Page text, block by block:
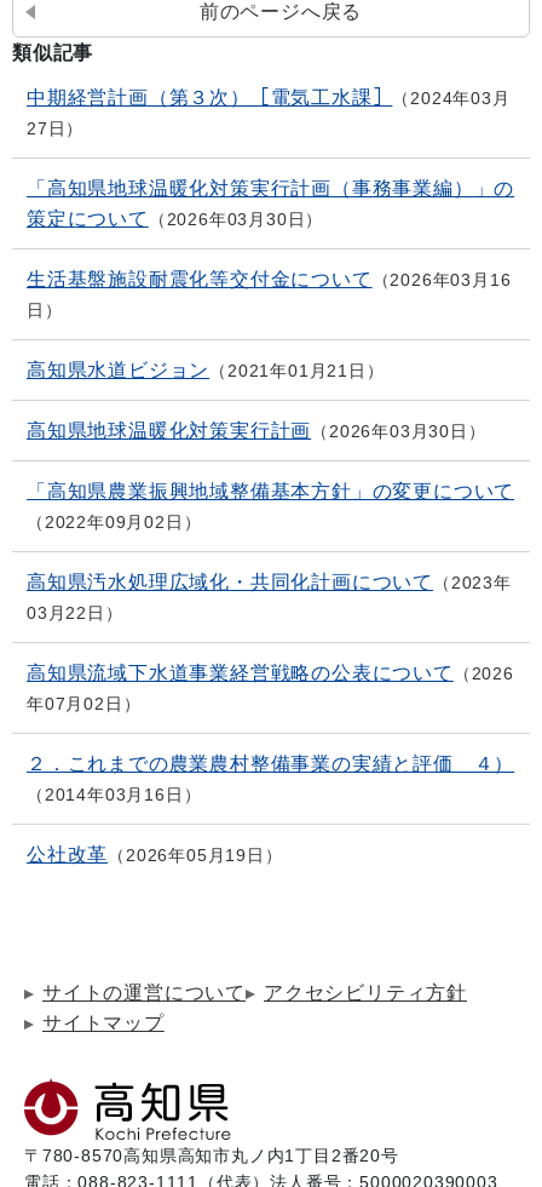
前のページへ戻る
類似記事
中期経営計画（第３次）［電気工水課］
2024年03月
27日
「高知県地球温暖化対策実行計画（事務事業編）」の
策定について
2026年03月30日
生活基盤施設耐震化等交付金について
2026年03月16
日
高知県水道ビジョン 2021年01月21日
高知県地球温暖化対策実行計画 2026年03月30日
「高知県農業振興地域整備基本方針」の変更について
2022年09月02日
高知県汚水処理広域化・共同化計画について
2023年
03月22日
高知県流域下水道事業経営戦略の公表について
2026
年07月02日
２．これまでの農業農村整備事業の実績と評価 ４）
2014年03月16日
公社改革 2026年05月19日
サイトの運営について
アクセシビリティ方針
サイトマップ
〒780-8570高知県高知市丸ノ内1丁目2番20号
電話：088-823-1111（代表）法人番号：5000020390003